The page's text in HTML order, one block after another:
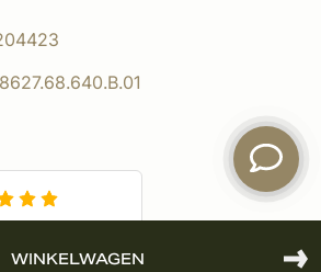
WINKELWAGEN